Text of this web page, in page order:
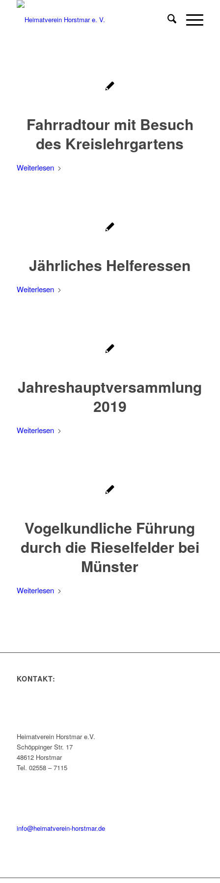
Fahrradtour mit Besuch
des Kreislehrgartens
Weiterlesen
Jährliches Helferessen
Weiterlesen
Jahreshauptversammlung
2019
Weiterlesen
Vogelkundliche Führung
durch die Rieselfelder bei
Münster
Weiterlesen
KONTAKT:
Heimatverein Horstmar e.V.
Schöppinger Str. 17
48612 Horstmar
Tel. 02558 – 7115
info@heimatverein-horstmar.de